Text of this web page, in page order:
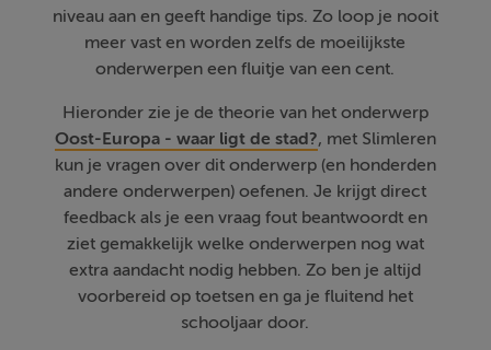
niveau aan en geeft handige tips. Zo loop je nooit
meer vast en worden zelfs de moeilijkste
onderwerpen een fluitje van een cent.
Hieronder zie je de theorie van het onderwerp
Oost-Europa - waar ligt de stad?, met Slimleren
kun je vragen over dit onderwerp (en honderden
andere onderwerpen) oefenen. Je krijgt direct
feedback als je een vraag fout beantwoordt en
ziet gemakkelijk welke onderwerpen nog wat
extra aandacht nodig hebben. Zo ben je altijd
voorbereid op toetsen en ga je fluitend het
schooljaar door.